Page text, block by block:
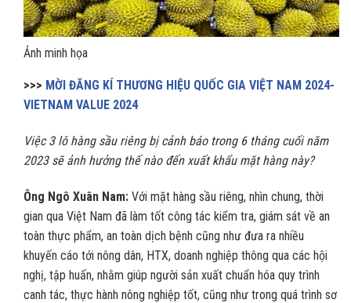
Ảnh minh họa
>>> MỜI ĐĂNG KÍ THƯƠNG HIỆU QUỐC GIA VIỆT NAM 2024-
VIETNAM VALUE 2024
Việc 3 lô hàng sầu riêng bị cảnh báo trong 6 tháng cuối năm
2023 sẽ ảnh hưởng thế nào đến xuất khẩu mặt hàng này?
Ông Ngô Xuân Nam: Với mặt hàng sầu riêng, nhìn chung, thời
gian qua Việt Nam đã làm tốt công tác kiểm tra, giám sát về an
toàn thực phẩm, an toàn dịch bệnh cũng như đưa ra nhiều
khuyến cáo tới nông dân, HTX, doanh nghiệp thông qua các hội
nghị, tập huấn, nhằm giúp người sản xuất chuẩn hóa quy trình
canh tác, thực hành nông nghiệp tốt, cũng như trong quá trình sơ